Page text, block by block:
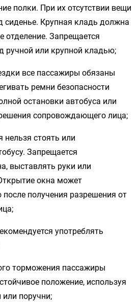
полки. При их отсутствии вещи
сиденье. Крупная кладь должна
отделение. Запрещается
ручной или крупной кладью;
все пассажиры обязаны
ремни безопасности
остановки автобуса или
сопровождающего лица;
стоять или
Запрещается
выставлять руки или
окна может
получения разрешения от
употреблять
торможения пассажиры
положение, используя
или поручни;